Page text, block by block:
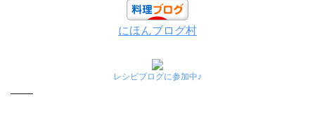
にほんブログ村
レシピブログに参加中♪
——